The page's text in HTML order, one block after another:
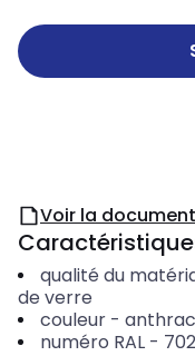
Voir la
qualité du
de verre
couleur-
numéro RAL-